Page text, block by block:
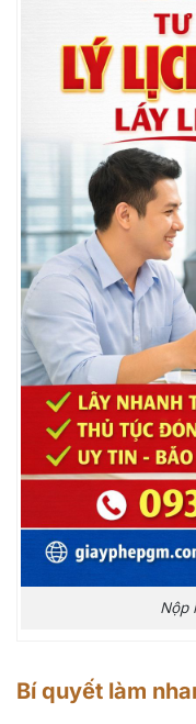
Nộp
Bí quyết làm